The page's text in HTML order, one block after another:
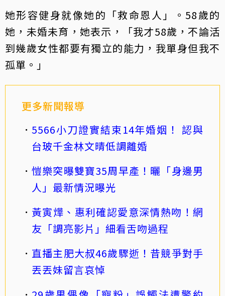
她形容健身就像她的「救命恩人」。58歲的
她，未婚未育，她表示，「我才58歲，不論活
到幾歲女性都要有獨立的能力，我單身但我不
孤單。」
更多新聞報導
5566小刀證實結束14年婚姻！ 認與
台玻千金林文晴低調離婚
愷樂突曝雙寶35周早產！曬「身邊男
人」最新情況曝光
黃寅燁、惠利確認愛意深情熱吻！網
友「調亮影片」細看舌吻過程
直播主肥大叔46歲驟逝！昔競爭對手
丟丟妹留言哀悼